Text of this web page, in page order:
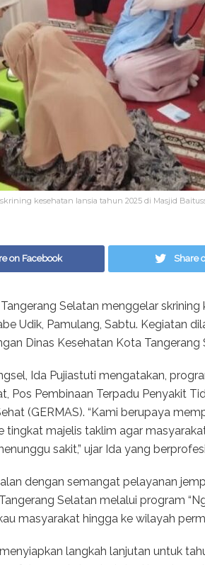
kesehatan lansia tahun 2025 di Masjid
on Facebook Share
Selatan menggelar
Udik, Pamulang, Sabtu. Kegiatan
Dinas Kesehatan Kota Tangerang
Ida Pujiastuti mengatakan,
Pos Pembinaan Terpadu Penyakit
(GERMAS). “Kami berupaya
tingkat majelis taklim agar
sakit,” ujar Ida yang
dengan semangat pelayanan
Selatan melalui program
masyarakat hingga ke wilayah
langkah lanjutan untuk